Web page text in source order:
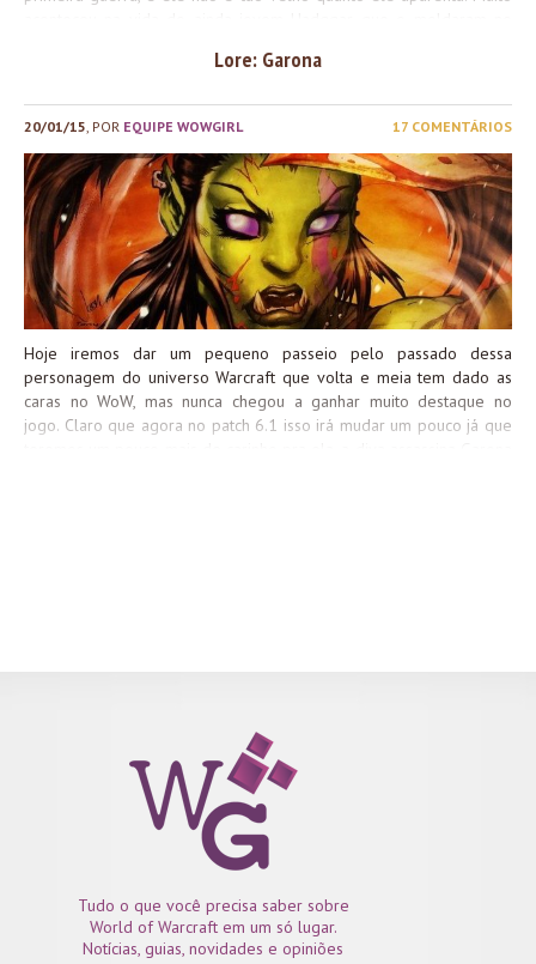
aprendiz, sua luta nas primerias guerras, a expedição à Draenor, o
do Conselho dos Seis, de Kirin Tor e assistir aos jogadores em sua
nova empreitada nessa Draenor alternativa. O jovem Confiável e o
Último Guardião O jovem de 17 anos estava nervoso. Fora enviado
até Karazhan para se tornar aprendiz do mago Medivh. Ele sabia
que Kirin Tor não gostava de deixar magos poderosos sozinhos
por aí, e muito se falava sobre Medivh em Dalaran,...
Lore: Garona
20/01/15 , POR EQUIPE WOWGIRL 17 COMENTÁRIOS
Hoje iremos dar um pequeno passeio pelo passado dessa
personagem do universo Warcraft que volta e meia tem dado as
caras no WoW, mas nunca chegou a ganhar muito destaque no
jogo. Claro que agora no patch 6.1 isso irá mudar um pouco já que
Tudo o que você precisa saber sobre
World of Warcraft em um só lugar.
Notícias, guias, novidades e opiniões